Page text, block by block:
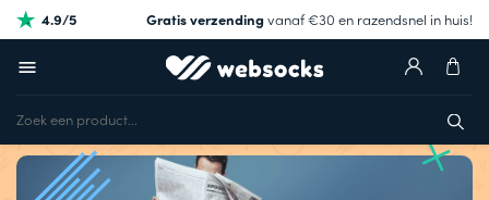
4.9/5 Gratis verzendingvanaf €30 en razendsnel in huis!